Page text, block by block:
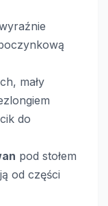
mały
do
pod stołem
od części